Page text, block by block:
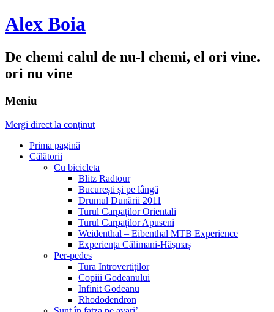
Alex Boia
De chemi calul de nu-l chemi, el ori vine.
ori nu vine
Meniu
Mergi direct la conținut
Prima pagină
Călătorii
Cu bicicleta
Blitz Radtour
București și pe lângă
Drumul Dunării 2011
Turul Carpaților Orientali
Turul Carpaților Apuseni
Weidenthal – Eibenthal MTB Experience
Experiența Călimani-Hășmaș
Per-pedes
Tura Introvertiților
Copiii Godeanului
Infinit Godeanu
Rhododendron